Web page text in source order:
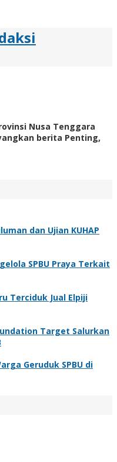
Nusa Tenggara
berita Penting,
dan Ujian KUHAP
SPBU Praya Terkait
Terciduk Jual Elpiji
Target Salurkan
Geruduk SPBU di